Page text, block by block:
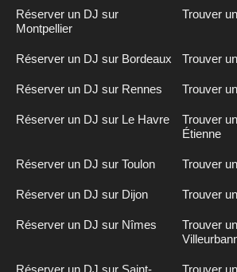
Réserver un DJ sur
Montpellier
Trouver
Réserver un DJ sur Bordeaux Trouver
Réserver un DJ sur Rennes Trouver
Réserver un DJ sur Le Havre
Trouver
Étienne
Réserver un DJ sur Toulon Trouver
Réserver un DJ sur Dijon Trouver
Réserver un DJ sur Nîmes
Trouver
Réserver un DJ sur Saint-
Trouver